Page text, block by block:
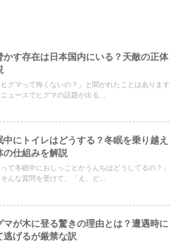
かす存在は日本国内にいる？天敵の正体
グマって怖くないの？」と聞かれたことはあります
ュースでヒグマの話題が出る...
中にトイレはどうする？冬眠を乗り越え
の仕組みを解説
って冬眠中におしっことかうんちはどうしてるの？」
んな質問を受けて、「え、ど...
マが木に登る驚きの理由とは？遭遇時に
逃げるが厳禁な訳